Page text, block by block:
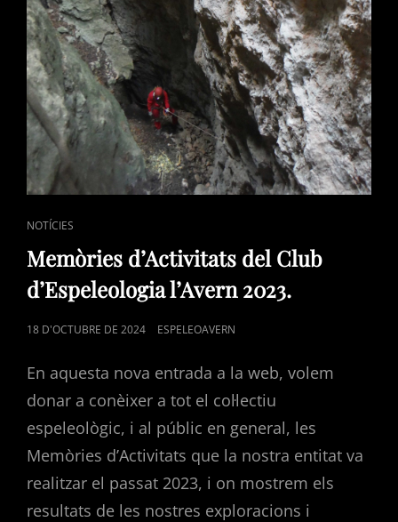
CAT
LINKS
NOTÍCIES
Memòries d’Activitats del Club
d’Espeleologia l’Avern 2023.
POSTED
18 D'OCTUBRE DE 2024 ESPELEOAVERN
En aquesta nova entrada a la web, volem
donar a conèixer a tot el col·lectiu
espeleològic, i al públic en general, les
Memòries d’Activitats que la nostra entitat va
realitzar el passat 2023, i on mostrem els
resultats de les nostres exploracions i